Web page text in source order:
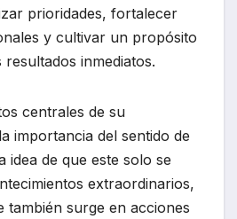
prioridades, fortalecer
y cultivar un propósito
inmediatos.
centrales de su
importancia del sentido de
idea de que este solo se
extraordinarios,
también surge en acciones